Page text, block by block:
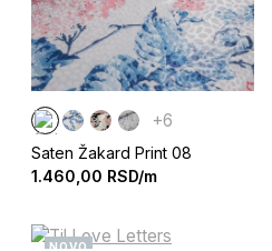
+6
Saten Žakard Print 08
1.460,00 RSD/m
NOVO